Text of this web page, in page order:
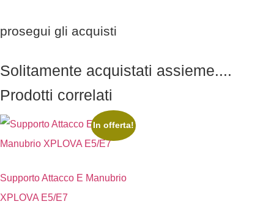
prosegui gli acquisti
Solitamente acquistati assieme....
Prodotti correlati
In offerta!
Supporto Attacco E Manubrio
XPLOVA E5/E7